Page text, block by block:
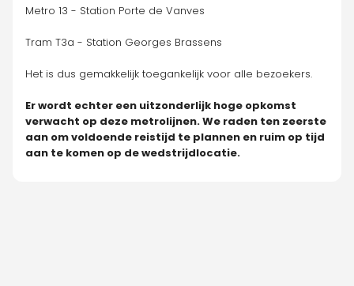
Metro 13 - Station Porte de Vanves
Tram T3a - Station Georges Brassens
Het is dus gemakkelijk toegankelijk voor alle bezoekers.
Er wordt echter een uitzonderlijk hoge opkomst
verwacht op deze metrolijnen. We raden ten zeerste
aan om voldoende reistijd te plannen en ruim op tijd
aan te komen op de wedstrijdlocatie.